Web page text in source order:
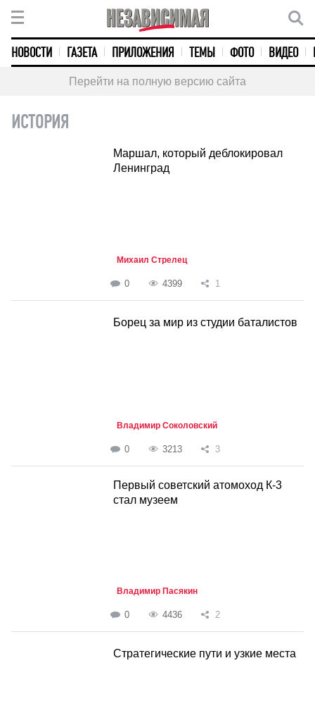
НОВОСТИ ГАЗЕТА ПРИЛОЖЕНИЯ ТЕМЫ ФОТО ВИДЕО
Перейти на полную версию сайта
ИСТОРИЯ
Маршал, который деблокировал
Ленинград
Михаил Стрелец
0 4399 1
Борец за мир из студии баталистов
Владимир Соколовский
0 3213 3
Первый советский атомоход К-3
стал музеем
Владимир Пасякин
0 4436 2
Стратегические пути и узкие места